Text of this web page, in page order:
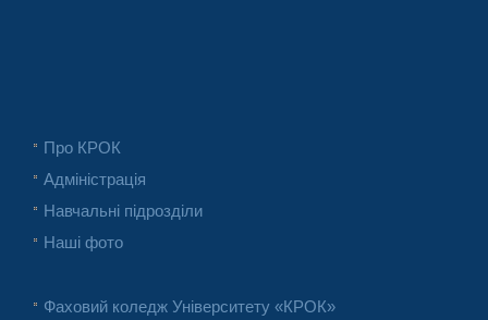
Про КРОК
Адміністрація
Навчальні підрозділи
Наші фото
Фаховий коледж Університету «КРОК»